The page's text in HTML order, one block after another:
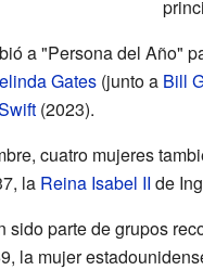
a "Persona del Año"
Gates(junto a Bill
(2023).
cuatro mujeres
la Reina Isabel II de
sido parte de grupos
la mujer